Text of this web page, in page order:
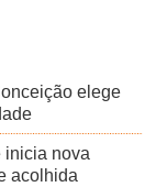
elege
inicia nova
acolhida